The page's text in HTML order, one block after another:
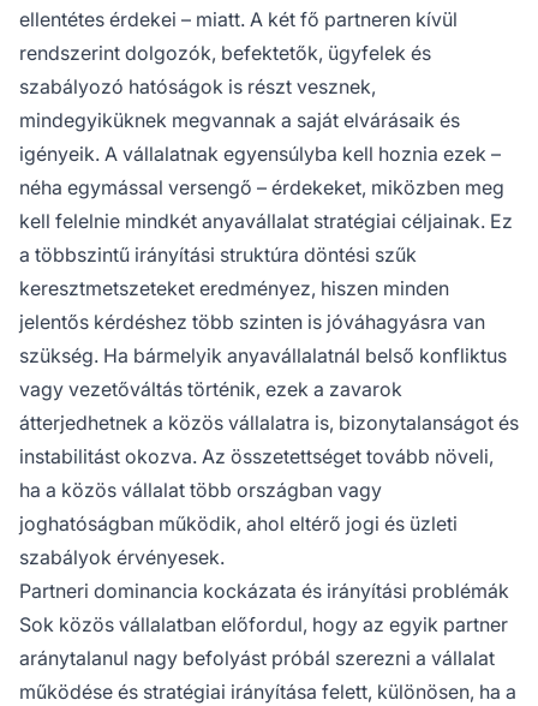
ellentétes érdekei – miatt. A két fő partneren kívül
rendszerint dolgozók, befektetők, ügyfelek és
szabályozó hatóságok is részt vesznek,
mindegyiküknek megvannak a saját elvárásaik és
igényeik. A vállalatnak egyensúlyba kell hoznia ezek –
néha egymással versengő – érdekeket, miközben meg
kell felelnie mindkét anyavállalat stratégiai céljainak. Ez
a többszintű irányítási struktúra döntési szűk
keresztmetszeteket eredményez, hiszen minden
jelentős kérdéshez több szinten is jóváhagyásra van
szükség. Ha bármelyik anyavállalatnál belső konfliktus
vagy vezetőváltás történik, ezek a zavarok
átterjedhetnek a közös vállalatra is, bizonytalanságot és
instabilitást okozva. Az összetettséget tovább növeli,
ha a közös vállalat több országban vagy
joghatóságban működik, ahol eltérő jogi és üzleti
szabályok érvényesek.
Partneri dominancia kockázata és irányítási problémák
Sok közös vállalatban előfordul, hogy az egyik partner
aránytalanul nagy befolyást próbál szerezni a vállalat
működése és stratégiai irányítása felett, különösen, ha a